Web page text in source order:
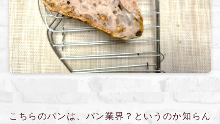
こちらのパンは、パン業界？というのか知らん